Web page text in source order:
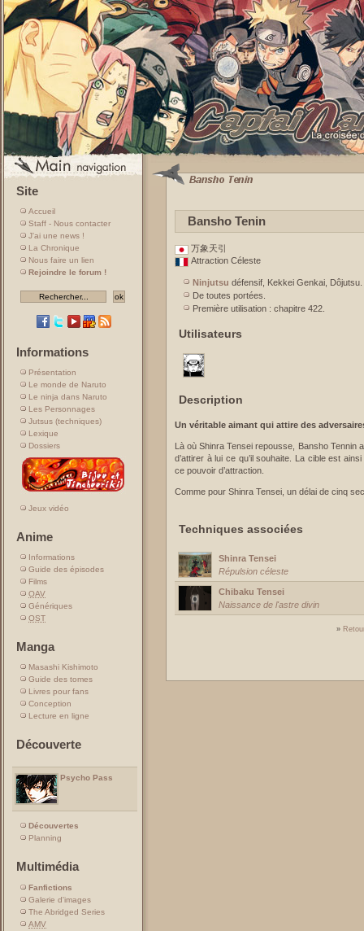
Site
Accueil
Staff - Nous contacter
J'ai une news !
La Chronique
Nous faire un lien
Rejoindre le forum !
Informations
Présentation
Le monde de Naruto
Le ninja dans Naruto
Les Personnages
Jutsus (techniques)
Lexique
Dossiers
Jeux vidéo
Anime
Informations
Guide des épisodes
Films
OAV
Génériques
OST
Manga
Masashi Kishimoto
Guide des tomes
Livres pour fans
Conception
Lecture en ligne
Découverte
Psycho Pass
Découvertes
Planning
Multimédia
Fanfictions
Galerie d'images
The Abridged Series
AMV
Bansho Tenin
万象天引
Attraction Céleste
Ninjutsu défensif, Kekkei Genkai, Dôjutsu.
De toutes portées.
Première utilisation : chapitre 422.
Utilisateurs
Description
Un véritable aimant qui attire des
Là où Shinra Tensei repousse, Bansho Tennin
d’attirer à lui ce qu’il souhaite. La cible est
ce pouvoir d’attraction.
Comme pour Shinra Tensei, un délai de cinq
Techniques associées
Shinra Tensei
Répulsion céleste
Chibaku Tensei
Naissance de l'astre divin
»